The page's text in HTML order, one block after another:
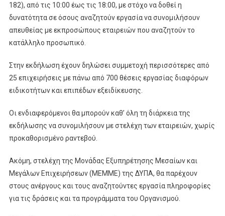
182), από τις 10:00 έως τις 18:00, με στόχο να δοθεί η
δυνατότητα σε όσους αναζητούν εργασία να συνομιλήσουν
απευθείας με εκπροσώπους εταιρειών που αναζητούν το
κατάλληλο προσωπικό.
Στην εκδήλωση έχουν δηλώσει συμμετοχή περισσότερες από
25 επιχειρήσεις με πάνω από 700 θέσεις εργασίας διαφόρων
ειδικοτήτων και επιπέδων εξειδίκευσης.
Οι ενδιαφερόμενοι θα μπορούν καθ’ όλη τη διάρκεια της
εκδήλωσης να συνομιλήσουν με στελέχη των εταιρειών, χωρίς
προκαθορισμένο ραντεβού.
Ακόμη, στελέχη της Μονάδας Εξυπηρέτησης Μεσαίων και
Μεγάλων Επιχειρήσεων (ΜΕΜΜΕ) της ΔΥΠΑ, θα παρέχουν
στους ανέργους και τους αναζητούντες εργασία πληροφορίες
για τις δράσεις και τα προγράμματα του Οργανισμού.